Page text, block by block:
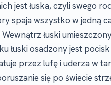
jest łuska, czyli swego
spaja wszystko w jedną
łuski
łuski osadzony jest
przez lufę i uderza w
się po świecie